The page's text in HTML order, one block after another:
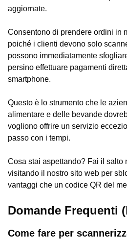
aggiornate.
Consentono di prendere ordini in
poiché i clienti devono solo
possono immediatamente
persino effettuare pagamenti
smartphone.
Questo è lo strumento che le
alimentare e delle bevande
vogliono offrire un servizio
passo con i tempi.
Cosa stai aspettando? Fai il salto
visitando il nostro sito web per
vantaggi che un codice QR del
Domande Frequenti
Come fare per